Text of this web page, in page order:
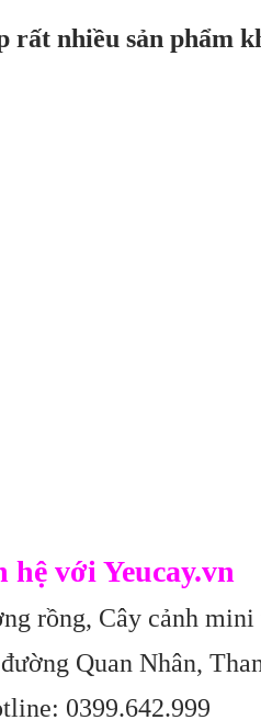
rất nhiều sản phẩm
hệ với Yeucay.vn
rồng, Cây cảnh mini
Quan Nhân,
0399.642.999